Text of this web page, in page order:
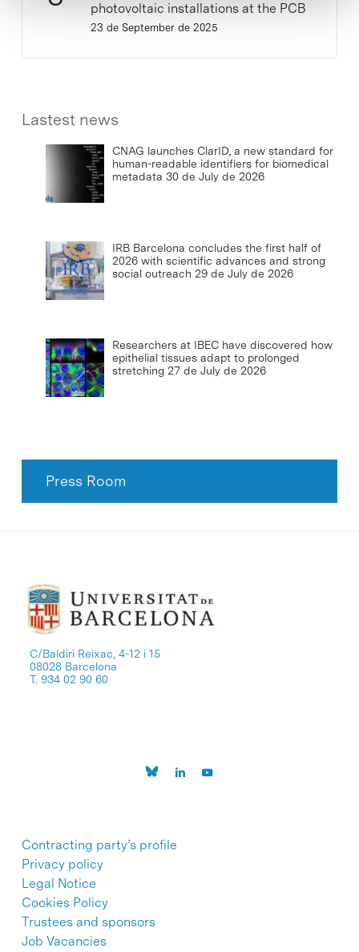
photovoltaic installations at the PCB
23 de September de 2025
Lastest news
CNAG launches ClarID, a new standard for
human-readable identifiers for biomedical
metadata 30 de July de 2026
IRB Barcelona concludes the first half of
2026 with scientific advances and strong
social outreach 29 de July de 2026
Researchers at IBEC have discovered how
epithelial tissues adapt to prolonged
stretching 27 de July de 2026
Press Room
C/Baldiri Reixac, 4-12 i 15
08028 Barcelona
T. 934 02 90 60
Contracting party’s profile
Privacy policy
Legal Notice
Cookies Policy
Trustees and sponsors
Job Vacancies